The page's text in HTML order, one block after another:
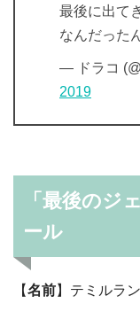
最後に出て
なんだった
— ドラコ
2019
「最後のジ
ール
【名前】テミルラ